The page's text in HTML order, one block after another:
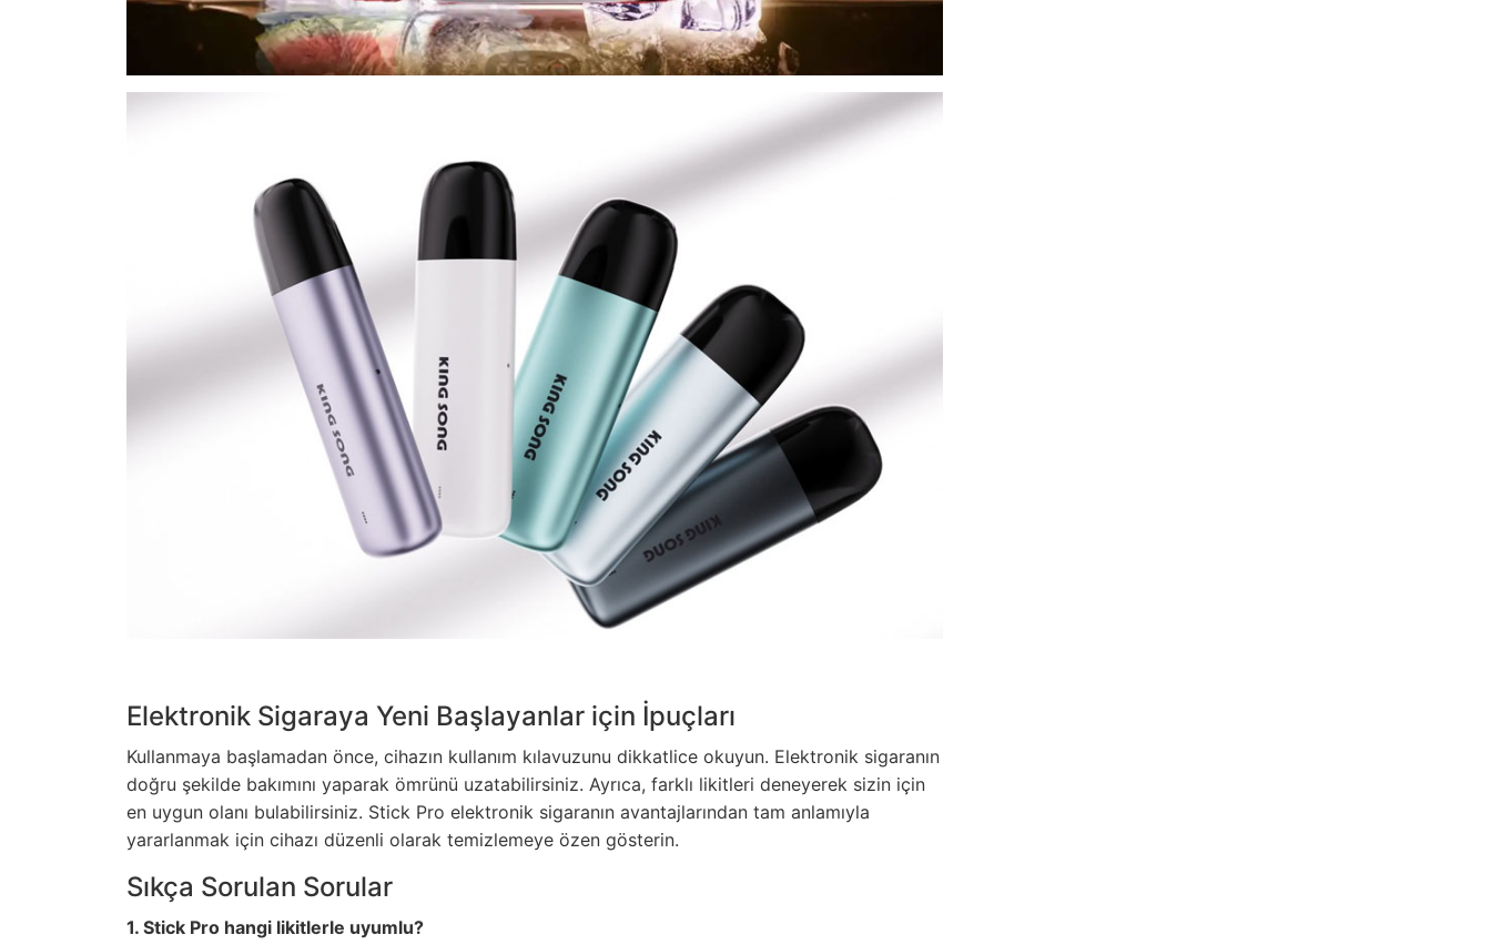
Elektronik Sigaraya Yeni Başlayanlar için İpuçları
Kullanmaya başlamadan önce, cihazın kullanım kılavuzunu dikkatlice okuyun. Elektronik sigaranın
doğru şekilde bakımını yaparak ömrünü uzatabilirsiniz. Ayrıca, farklı likitleri deneyerek sizin için
en uygun olanı bulabilirsiniz. Stick Pro elektronik sigaranın avantajlarından tam anlamıyla
yararlanmak için cihazı düzenli olarak temizlemeye özen gösterin.
Sıkça Sorulan Sorular
1. Stick Pro hangi likitlerle uyumlu?